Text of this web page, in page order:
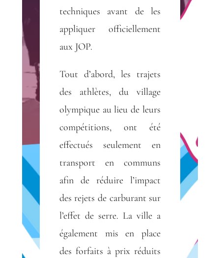
techniques avant de les
appliquer officiellement
aux JOP.
Tout d’abord, les trajets
des athlètes, du village
olympique au lieu de leurs
compétitions, ont été
effectués seulement en
transport en communs
afin de réduire l’impact
des rejets de carburant sur
l’effet de serre. La ville a
également mis en place
des forfaits à prix réduits